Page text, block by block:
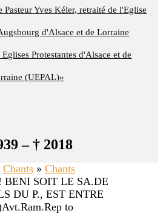
Pasteur Yves Kéler, retraité de l'Eglise
d'Alsace et de Lorraine
Protestantes d'Alsace et de
(UEPAL)»
– † 2018
Chants » Chants
BENI SOIT LE SA.DE
DU P., EST ENTRE
to